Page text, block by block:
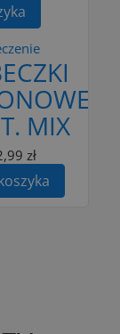
MIX
zł